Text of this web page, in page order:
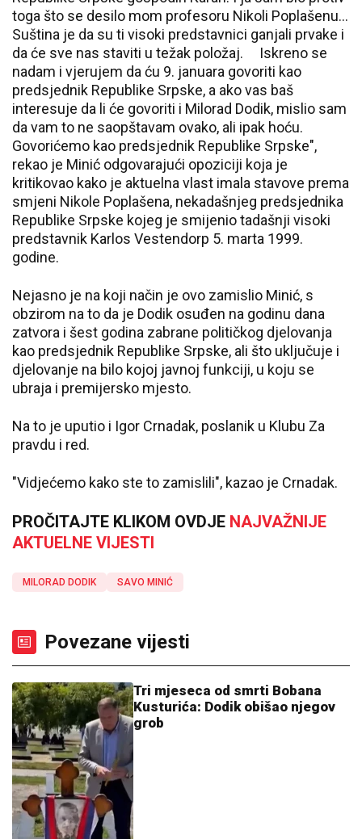
toga što se desilo mom profesoru Nikoli Poplašenu...
Suština je da su ti visoki predstavnici ganjali prvake i
da će sve nas staviti u težak položaj. Iskreno se
nadam i vjerujem da ću 9. januara govoriti kao
predsjednik Republike Srpske, a ako vas baš
interesuje da li će govoriti i Milorad Dodik, mislio sam
da vam to ne saopštavam ovako, ali ipak hoću.
Govorićemo kao predsjednik Republike Srpske",
rekao je Minić odgovarajući opoziciji koja je
kritikovao kako je aktuelna vlast imala stavove prema
smjeni Nikole Poplašena, nekadašnjeg predsjednika
Republike Srpske kojeg je smijenio tadašnji visoki
predstavnik Karlos Vestendorp 5. marta 1999.
godine.
Nejasno je na koji način je ovo zamislio Minić, s
obzirom na to da je Dodik osuđen na godinu dana
zatvora i šest godina zabrane političkog djelovanja
kao predsjednik Republike Srpske, ali što uključuje i
djelovanje na bilo kojoj javnoj funkciji, u koju se
ubraja i premijersko mjesto.
Na to je uputio i Igor Crnadak, poslanik u Klubu Za
pravdu i red.
"Vidjećemo kako ste to zamislili", kazao je Crnadak.
PROČITAJTE KLIKOM OVDJE NAJVAŽNIJE
AKTUELNE VIJESTI
MILORAD DODIK SAVO MINIĆ
Povezane vijesti
Tri mjeseca od smrti Bobana
Kusturića: Dodik obišao njegov
grob